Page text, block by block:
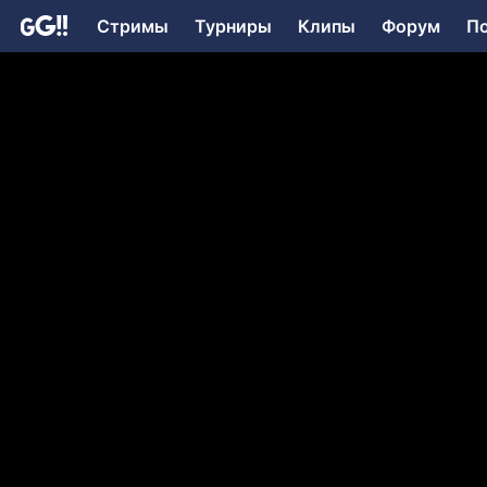
Стримы Турниры Клипы Форум